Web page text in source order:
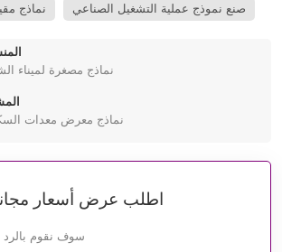
نماذج صنع نموذج عملية التشغيل الصناعي
نماذج مصغرة لميناء
نماذج معرض معدات
اطلب عرض أسعار
سوف نقوم بالرد عليك